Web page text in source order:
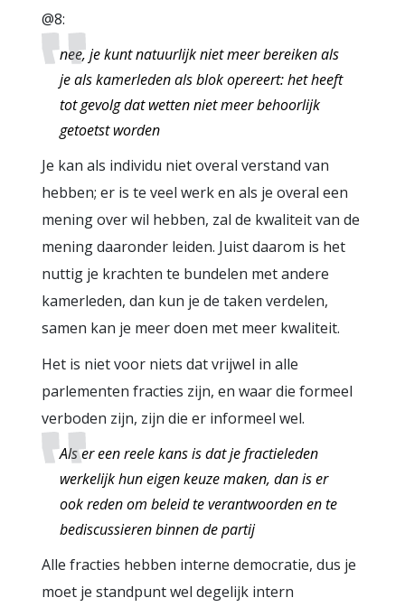
@8:
nee, je kunt natuurlijk niet meer bereiken als
je als kamerleden als blok opereert: het heeft
tot gevolg dat wetten niet meer behoorlijk
getoetst worden
Je kan als individu niet overal verstand van
hebben; er is te veel werk en als je overal een
mening over wil hebben, zal de kwaliteit van de
mening daaronder leiden. Juist daarom is het
nuttig je krachten te bundelen met andere
kamerleden, dan kun je de taken verdelen,
samen kan je meer doen met meer kwaliteit.
Het is niet voor niets dat vrijwel in alle
parlementen fracties zijn, en waar die formeel
verboden zijn, zijn die er informeel wel.
Als er een reele kans is dat je fractieleden
werkelijk hun eigen keuze maken, dan is er
ook reden om beleid te verantwoorden en te
bediscussieren binnen de partij
Alle fracties hebben interne democratie, dus je
moet je standpunt wel degelijk intern